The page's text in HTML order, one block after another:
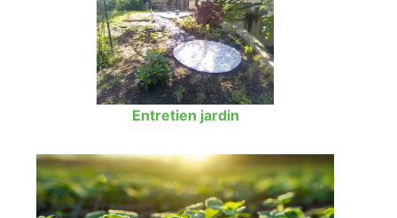
Entretien jardin